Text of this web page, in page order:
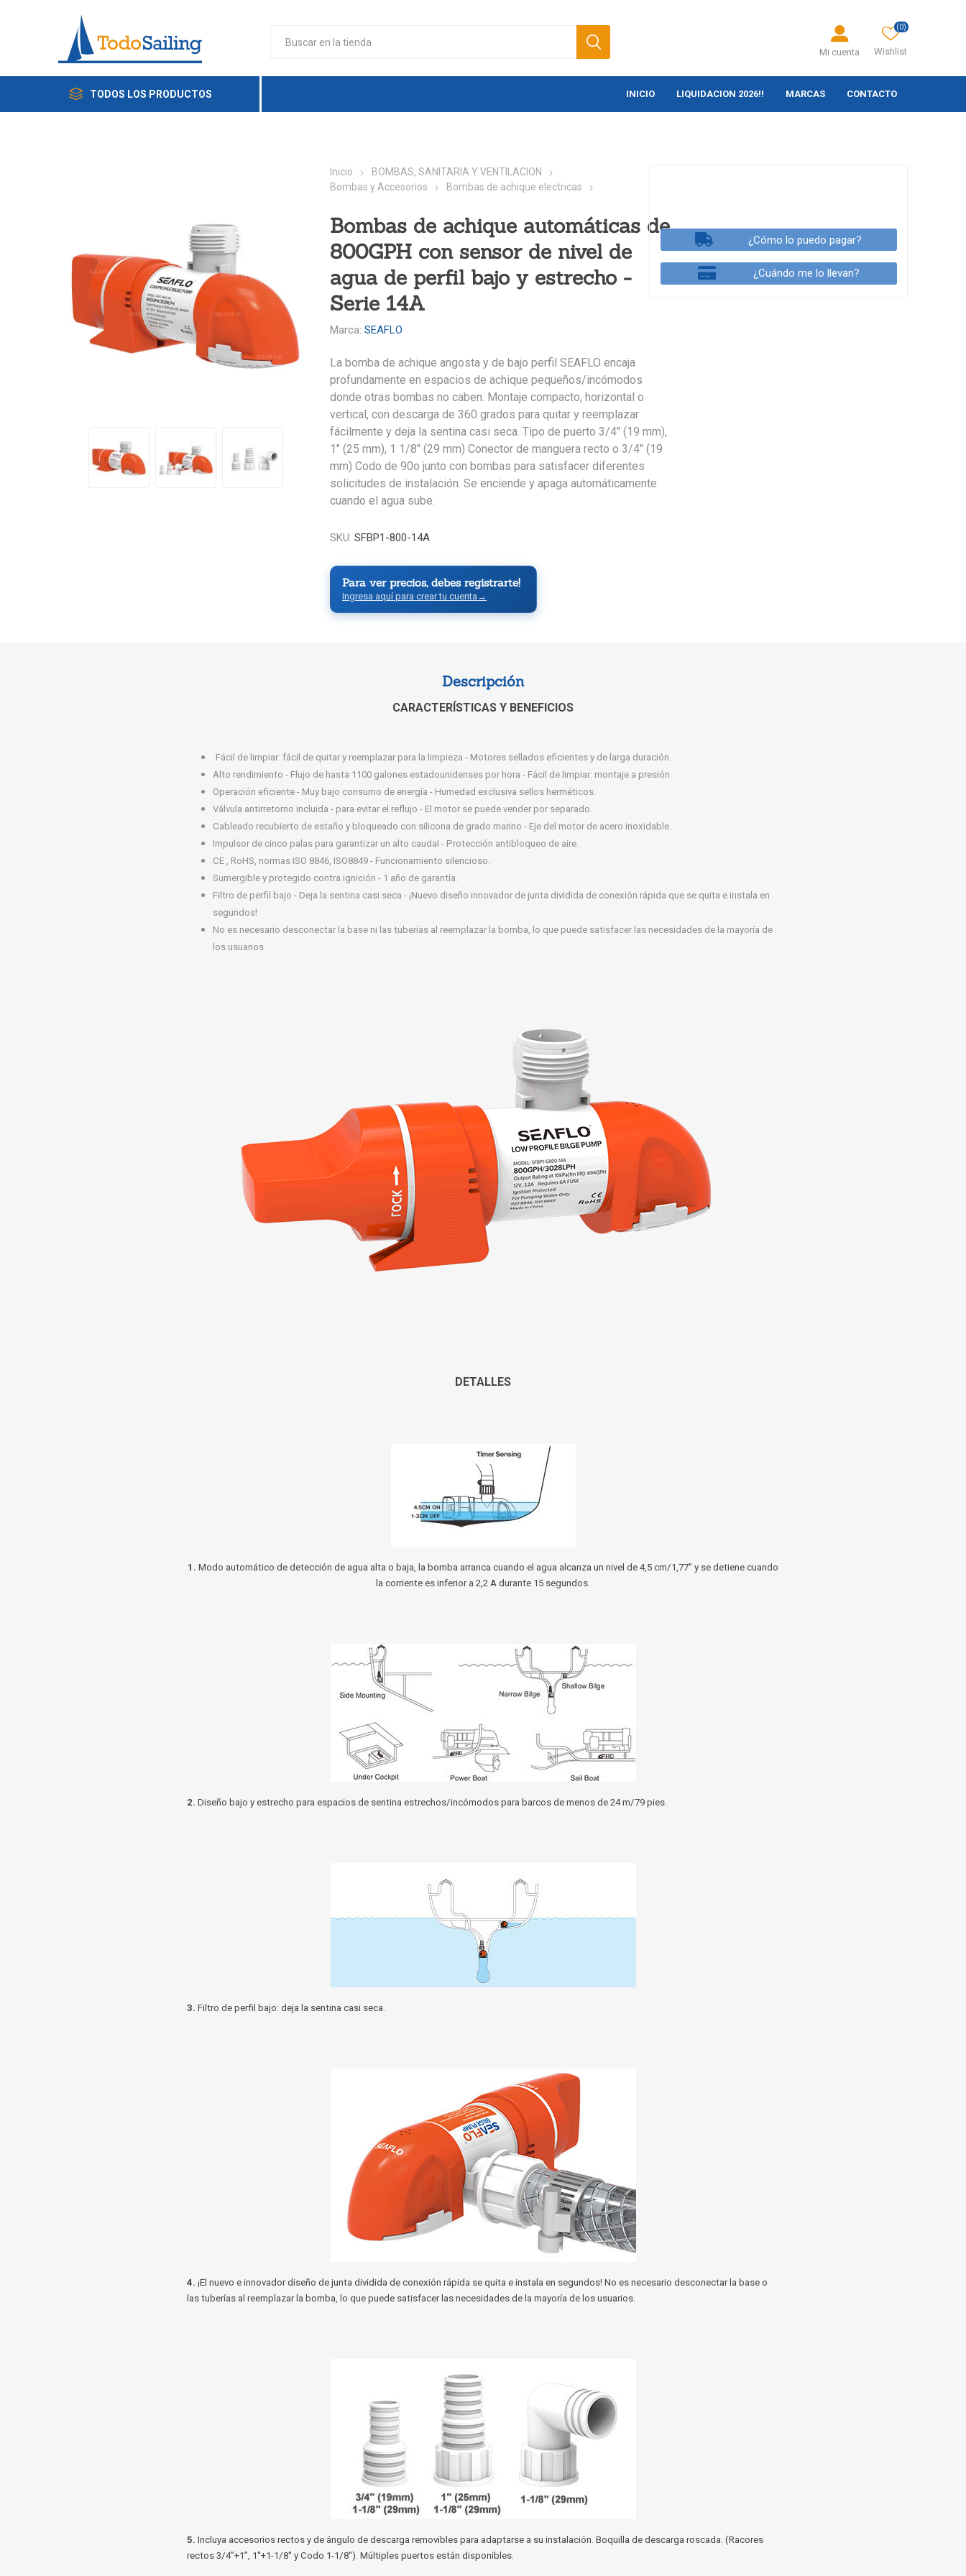
Mi cuenta Wishlist
(0)
TODOS LOS PRODUCTOS INICIO LIQUIDACION 2026!! MARCAS CONTACTO
Inicio
BOMBAS, SANITARIA Y VENTILACION
Bombas y Accesorios
Bombas de achique electricas
Bombas de achique automáticas de
800GPH con sensor de nivel de
agua de perfil bajo y estrecho -
Serie 14A
Marca: SEAFLO
La bomba de achique angosta y de bajo perfil SEAFLO encaja
profundamente en espacios de achique pequeños/incómodos
donde otras bombas no caben. Montaje compacto, horizontal o
vertical, con descarga de 360 ​​grados para quitar y reemplazar
fácilmente y deja la sentina casi seca. Tipo de puerto 3/4" (19 mm),
1" (25 mm), 1 1/8" (29 mm) Conector de manguera recto o 3/4" (19
mm) Codo de 90o junto con bombas para satisfacer diferentes
solicitudes de instalación. Se enciende y apaga automáticamente
cuando el agua sube.
SKU: SFBP1-800-14A
Para ver precios, debes registrarte!
Ingresa aquí para crear tu cuenta →
¿Cómo lo puedo pagar?
¿Cuándo me lo llevan?
Descripción
CARACTERÍSTICAS Y BENEFICIOS
Fácil de limpiar: fácil de quitar y reemplazar para la limpieza - Motores sellados eficientes y de larga duración.
Alto rendimiento - Flujo de hasta 1100 galones estadounidenses por hora - Fácil de limpiar: montaje a presión.
Operación eficiente - Muy bajo consumo de energía - Humedad exclusiva sellos herméticos.
Válvula antirretorno incluida - para evitar el reflujo - El motor se puede vender por separado.
Cableado recubierto de estaño y bloqueado con silicona de grado marino - Eje del motor de acero inoxidable.
Impulsor de cinco palas para garantizar un alto caudal - Protección antibloqueo de aire.
CE , RoHS, normas ISO 8846, ISO8849 - Funcionamiento silencioso.
Sumergible y protegido contra ignición - 1 año de garantía.
Filtro de perfil bajo - Deja la sentina casi seca - ¡Nuevo diseño innovador de junta dividida de conexión rápida que se quita e instala en
segundos!
No es necesario desconectar la base ni las tuberías al reemplazar la bomba, lo que puede satisfacer las necesidades de la mayoría de
los usuarios.
DETALLES
1. Modo automático de detección de agua alta o baja, la bomba arranca cuando el agua alcanza un nivel de 4,5 cm/1,77'' y se detiene cuando
la corriente es inferior a 2,2 A durante 15 segundos.
2. Diseño bajo y estrecho para espacios de sentina estrechos/incómodos para barcos de menos de 24 m/79 pies.
3. Filtro de perfil bajo: deja la sentina casi seca.
4. ¡El nuevo e innovador diseño de junta dividida de conexión rápida se quita e instala en segundos! No es necesario desconectar la base o
las tuberías al reemplazar la bomba, lo que puede satisfacer las necesidades de la mayoría de los usuarios.
5. Incluya accesorios rectos y de ángulo de descarga removibles para adaptarse a su instalación. Boquilla de descarga roscada. (Racores
rectos 3/4”+1”, 1''+1-1/8'' y Codo 1-1/8''). Múltiples puertos están disponibles.